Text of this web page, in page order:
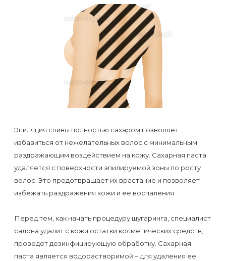
Мужская
депиляция
Бикини-
дизайн
КОМПАНИЯ
Материалы
и
инструменты
Оборудование
Партнерство
Администраторы
ИНФОРМАЦИЯ
Вопросы-
ответы
Статьи
Форум
к
процедуре
воском
или
Эпиляция
Эпиляция спины полностью сахаром позволяет
избавиться от нежелательных волос с минимальным
раздражающим воздействием на кожу. Сахарная паста
удаляется с поверхности эпилируемой зоны по росту
волос. Это предотвращает их врастание и позволяет
избежать раздражения кожи и ее воспаления.
Перед тем, как начать процедуру шугаринга, специалист
салона удалит с кожи остатки косметических средств,
проведет дезинфицирующую обработку. Сахарная
паста является водорастворимой – для удаления ее